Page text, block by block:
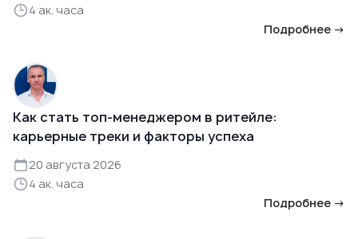
4 ак. часа
Подробнее →
Как стать топ-менеджером в ритейле:
карьерные треки и факторы успеха
20 августа 2026
4 ак. часа
Подробнее →